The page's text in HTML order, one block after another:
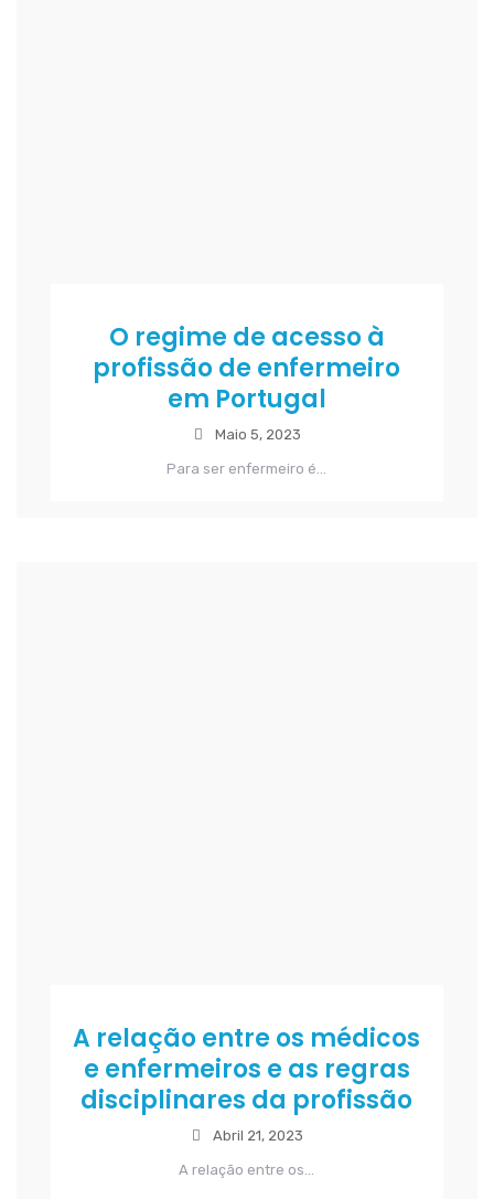
O regime de acesso à
profissão de enfermeiro
em Portugal
Maio 5, 2023
Para ser enfermeiro é...
A relação entre os médicos
e enfermeiros e as regras
disciplinares da profissão
Abril 21, 2023
A relação entre os...